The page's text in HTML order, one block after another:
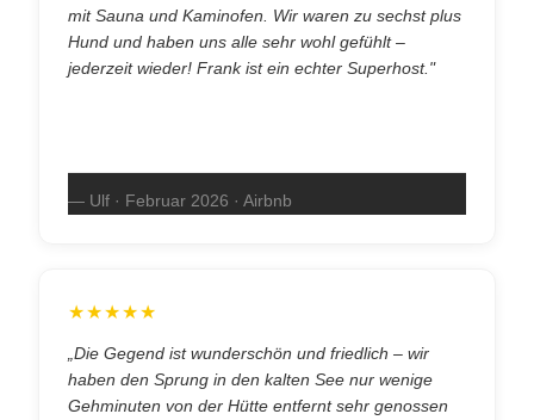
mit Sauna und Kaminofen. Wir waren zu sechst plus
Hund und haben uns alle sehr wohl gefühlt –
jederzeit wieder! Frank ist ein echter Superhost."
— Ulf · Februar 2026 · Airbnb
★★★★★
„Die Gegend ist wunderschön und friedlich – wir
haben den Sprung in den kalten See nur wenige
Gehminuten von der Hütte entfernt sehr genossen